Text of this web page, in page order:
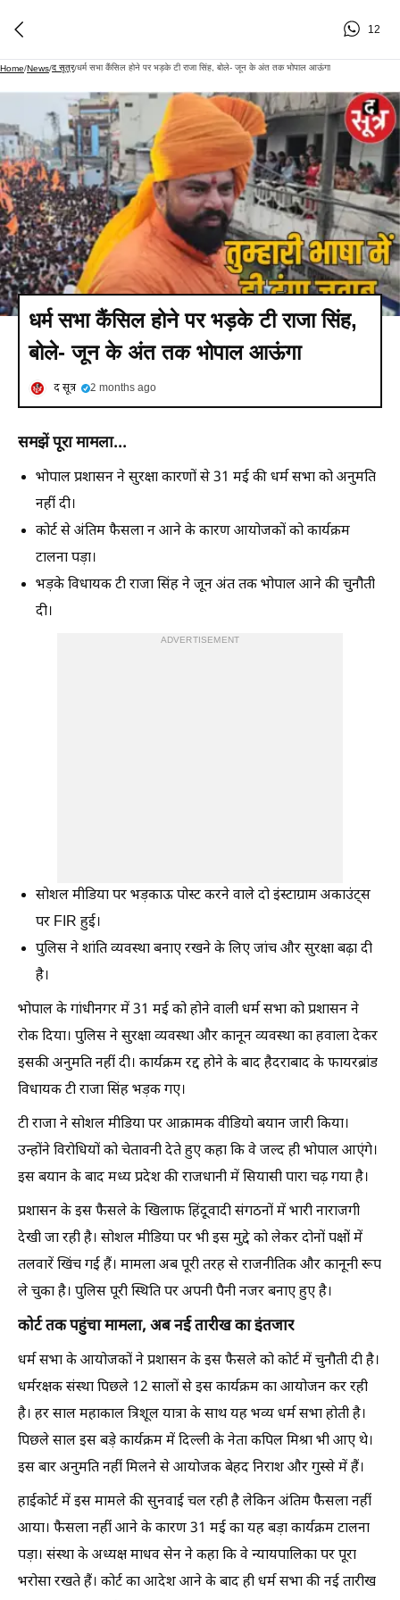
12
Home/News/द सूत्र/धर्म सभा कैंसिल होने पर भड़के टी राजा सिंह, बोले- जून के अंत तक भोपाल आऊंगा
धर्म सभा कैंसिल होने पर भड़के टी राजा सिंह,
बोले- जून के अंत तक भोपाल आऊंगा
द सूत्र 2 months ago
समझें पूरा मामला...
भोपाल प्रशासन ने सुरक्षा कारणों से 31 मई की धर्म सभा को अनुमति
नहीं दी।
कोर्ट से अंतिम फैसला न आने के कारण आयोजकों को कार्यक्रम
टालना पड़ा।
भड़के विधायक टी राजा सिंह ने जून अंत तक भोपाल आने की चुनौती
दी।
ADVERTISEMENT
सोशल मीडिया पर भड़काऊ पोस्ट करने वाले दो इंस्टाग्राम अकाउंट्स
पर FIR हुई।
पुलिस ने शांति व्यवस्था बनाए रखने के लिए जांच और सुरक्षा बढ़ा दी
है।
भोपाल के गांधीनगर में 31 मई को होने वाली धर्म सभा को प्रशासन ने
रोक दिया। पुलिस ने सुरक्षा व्यवस्था और कानून व्यवस्था का हवाला देकर
इसकी अनुमति नहीं दी। कार्यक्रम रद्द होने के बाद हैदराबाद के फायरब्रांड
विधायक टी राजा सिंह भड़क गए।
टी राजा ने सोशल मीडिया पर आक्रामक वीडियो बयान जारी किया।
उन्होंने विरोधियों को चेतावनी देते हुए कहा कि वे जल्द ही भोपाल आएंगे।
इस बयान के बाद मध्य प्रदेश की राजधानी में सियासी पारा चढ़ गया है।
प्रशासन के इस फैसले के खिलाफ हिंदूवादी संगठनों में भारी नाराजगी
देखी जा रही है। सोशल मीडिया पर भी इस मुद्दे को लेकर दोनों पक्षों में
तलवारें खिंच गई हैं। मामला अब पूरी तरह से राजनीतिक और कानूनी रूप
ले चुका है। पुलिस पूरी स्थिति पर अपनी पैनी नजर बनाए हुए है।
कोर्ट तक पहुंचा मामला, अब नई तारीख का इंतजार
धर्म सभा के आयोजकों ने प्रशासन के इस फैसले को कोर्ट में चुनौती दी है।
धर्मरक्षक संस्था पिछले 12 सालों से इस कार्यक्रम का आयोजन कर रही
है। हर साल महाकाल त्रिशूल यात्रा के साथ यह भव्य धर्म सभा होती है।
पिछले साल इस बड़े कार्यक्रम में दिल्ली के नेता कपिल मिश्रा भी आए थे।
इस बार अनुमति नहीं मिलने से आयोजक बेहद निराश और गुस्से में हैं।
हाईकोर्ट में इस मामले की सुनवाई चल रही है लेकिन अंतिम फैसला नहीं
आया। फैसला नहीं आने के कारण 31 मई का यह बड़ा कार्यक्रम टालना
पड़ा। संस्था के अध्यक्ष माधव सेन ने कहा कि वे न्यायपालिका पर पूरा
भरोसा रखते हैं। कोर्ट का आदेश आने के बाद ही धर्म सभा की नई तारीख